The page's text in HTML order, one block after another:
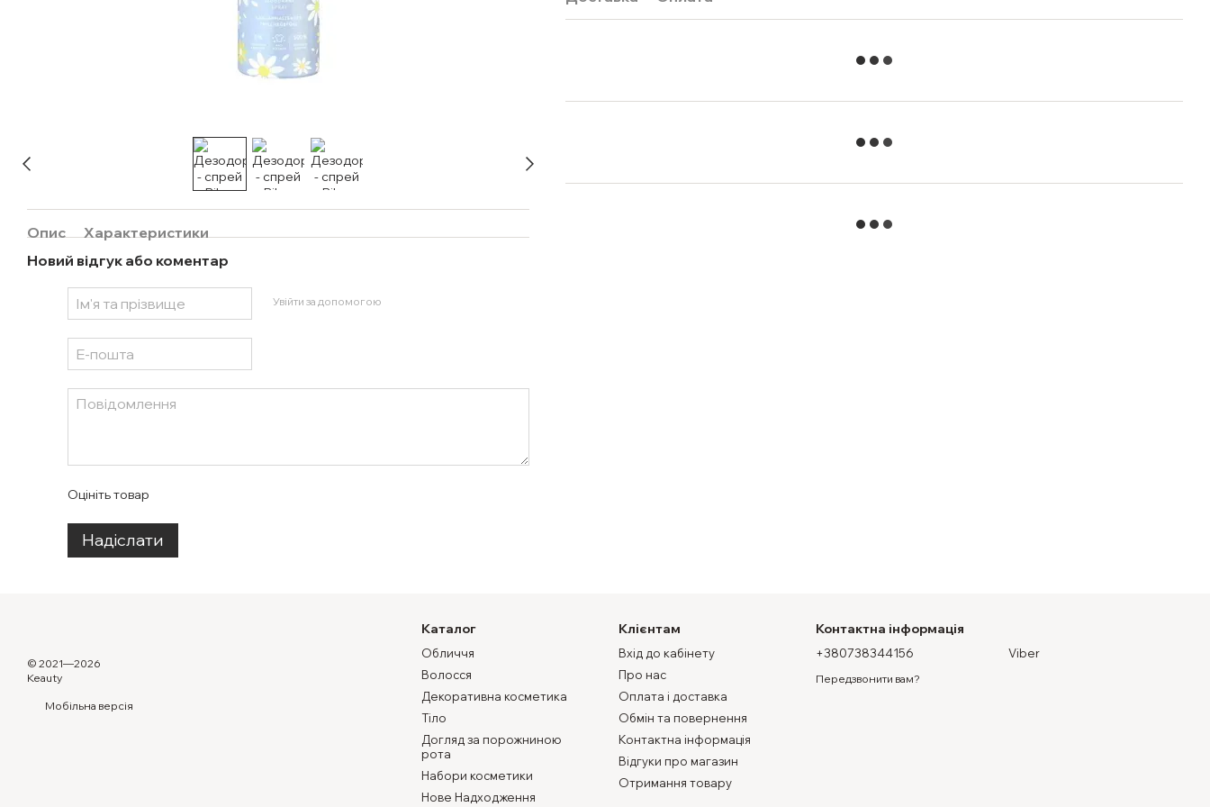
Опис
Характеристики
Новий відгук або коментар
Увійти за допомогою
Оцініть товар
Надіслати
© 2021—2026
Keauty
Мобільна версія
Каталог
Обличчя
Волосся
Декоративна косметика
Тіло
Догляд за порожниною
рота
Набори косметики
Нове Надходження
Клієнтам
Вхід до кабінету
Про нас
Оплата і доставка
Обмін та повернення
Контактна інформація
Відгуки про магазин
Отримання товару
Контактна інформація
+380738344156
Передзвонити вам?
Viber